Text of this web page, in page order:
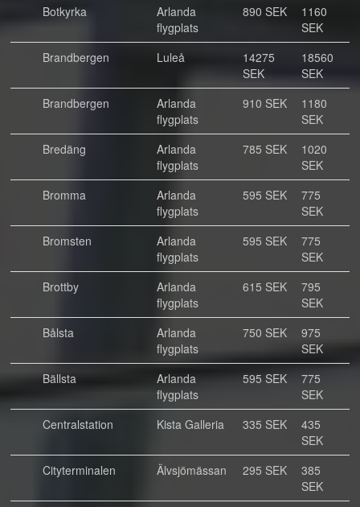
Botkyrka
Arlanda
flygplats
890 SEK
1160
SEK
Brandbergen
Luleå
14275
SEK
18560
SEK
Brandbergen
Arlanda
flygplats
910 SEK
1180
SEK
Bredäng
Arlanda
flygplats
785 SEK
1020
SEK
Bromma
Arlanda
flygplats
595 SEK
775
SEK
Bromsten
Arlanda
flygplats
595 SEK
775
SEK
Brottby
Arlanda
flygplats
615 SEK
795
SEK
Bålsta
Arlanda
flygplats
750 SEK
975
SEK
Bällsta
Arlanda
flygplats
595 SEK
775
SEK
Centralstation
Kista Galleria 335 SEK
435
SEK
Cityterminalen
Älvsjömässan 295 SEK
385
SEK